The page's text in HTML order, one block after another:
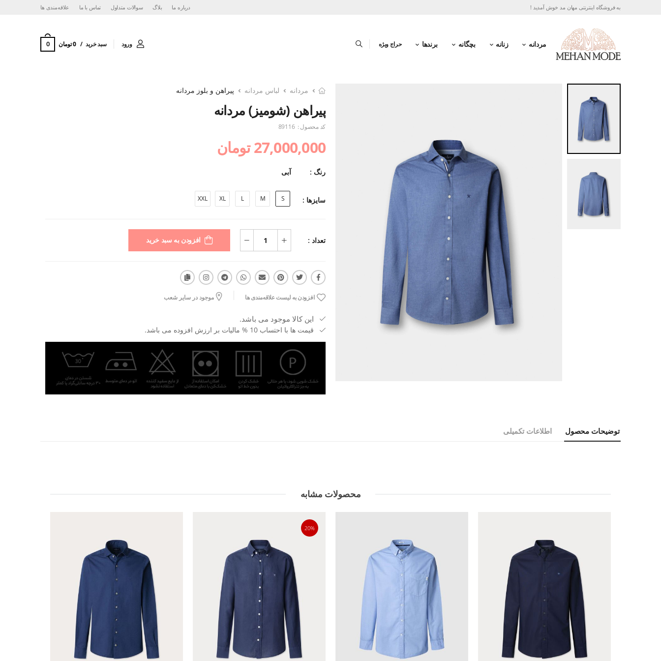
به فروشگاه اینترنتی مهان مد خوش آمدید ! درباره ما بلاگ سوالات متداول تماس با ما ‌علاقه‌مندی ها
مردانه زنانه بچگانه برندها حراج ویژه ورود سبد خرید 0 تومان 0
مردانه لباس مردانه پیراهن و بلوز مردانه
پیراهن (شومیز) مردانه
کد محصول : 89116
27,000,000 تومان
رنگ : آبی
سایزها : S
M
L
XL
XXL
تعداد : افزودن به سبد خرید
افزودن به لیست علاقه‌مندی ها موجود در سایر شعب
این کالا موجود می باشد.
قیمت ها با احتساب 10 % مالیات بر ارزش افزوده می باشد.
توضیحات محصول اطلاعات تکمیلی
محصولات مشابه
20%